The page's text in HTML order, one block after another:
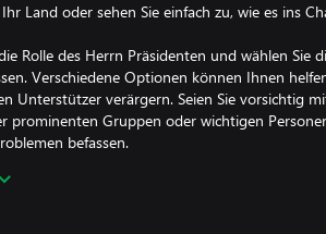
Land oder sehen Sie einfach zu, wie es ins
Rolle des Herrn Präsidenten und wählen Sie
Verschiedene Optionen können Ihnen
Unterstützer verärgern. Seien Sie vorsichtig
prominenten Gruppen oder wichtigen
befassen.
der Menschen mit Ihren